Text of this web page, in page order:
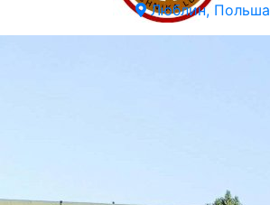
Люблин, Польша